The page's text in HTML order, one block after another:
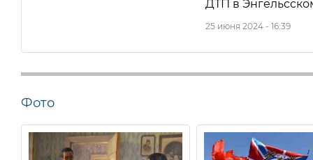
ДТП в
25 июня 2024 - 16:39
Фото